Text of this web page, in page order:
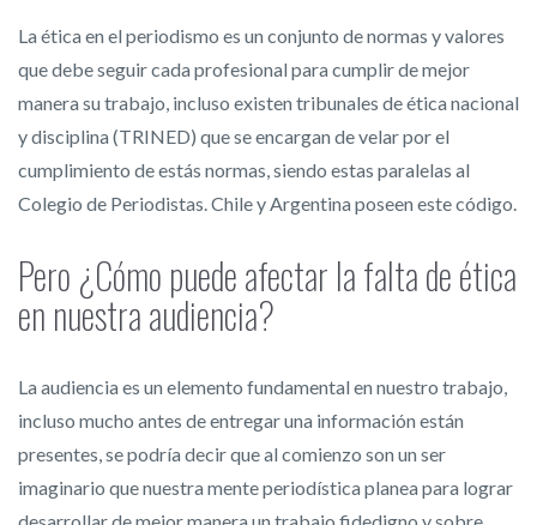
La ética en el periodismo es un conjunto de normas y valores
que debe seguir cada profesional para cumplir de mejor
manera su trabajo, incluso existen tribunales de ética nacional
y disciplina (TRINED) que se encargan de velar por el
cumplimiento de estás normas, siendo estas paralelas al
Colegio de Periodistas. Chile y Argentina poseen este código.
Pero ¿Cómo puede afectar la falta de ética
en nuestra audiencia?
La audiencia es un elemento fundamental en nuestro trabajo,
incluso mucho antes de entregar una información están
presentes, se podría decir que al comienzo son un ser
imaginario que nuestra mente periodística planea para lograr